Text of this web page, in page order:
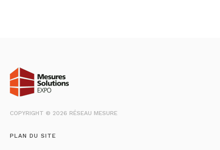
COPYRIGHT © 2026 RÉSEAU MESURE
PLAN DU SITE